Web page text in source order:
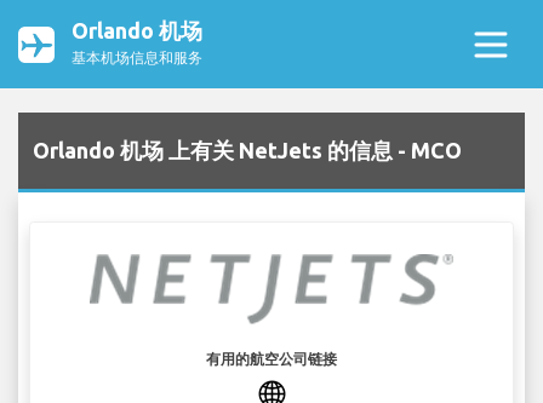
Orlando 机场
基本机场信息和服务
Orlando 机场 上有关 NetJets 的信息 - MCO
有用的航空公司链接